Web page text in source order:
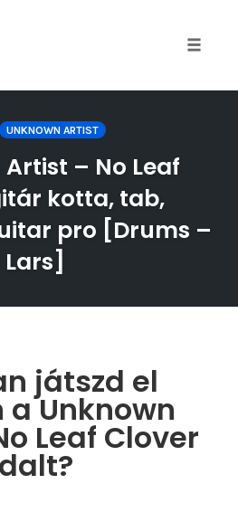
UNKNOWN ARTIST
– No Leaf
kotta, tab,
pro [Drums –
Lars]
játszd el
Unknown
Leaf Clover
dalt?